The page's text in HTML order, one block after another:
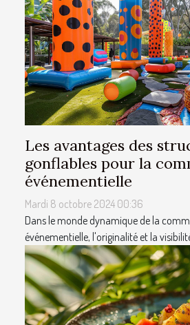
Les avantages des
gonflables pour la
événementielle
Mardi 8 octobre 2024 00:36
Dans le monde dynamique de la
événementielle, l'originalité et la visibilité